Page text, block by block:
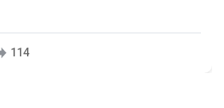
114